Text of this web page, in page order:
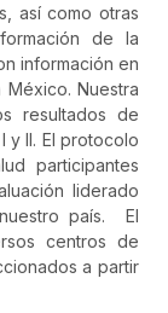
así como otras
de la
información en
Nuestra
resultados de
y II. El protocolo
participantes
liderado
país.
El
centros de
a partir